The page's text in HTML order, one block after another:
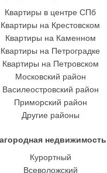
Квартиры в центре СПб
Квартиры на Крестовском
Квартиры на Каменном
Квартиры на Петроградке
Квартиры на Петровском
Московский район
Василеостровский район
Приморский район
Другие районы
недвижимость
Курортный
Всеволожский